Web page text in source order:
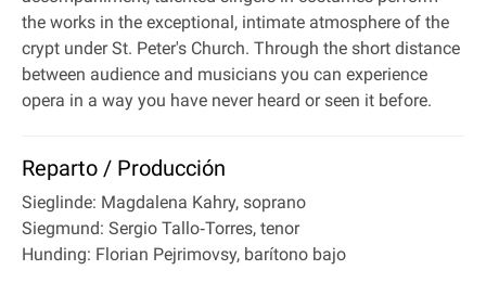
the works in the exceptional, intimate atmosphere of the
crypt under St. Peter's Church. Through the short distance
between audience and musicians you can experience
opera in a way you have never heard or seen it before.
Reparto / Producción
Sieglinde: Magdalena Kahry, soprano
Siegmund: Sergio Tallo‐Torres, tenor
Hunding: Florian Pejrimovsy, barítono bajo